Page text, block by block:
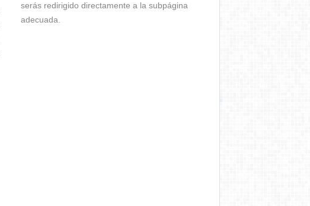
serás redirigido directamente a la subpágina
adecuada.